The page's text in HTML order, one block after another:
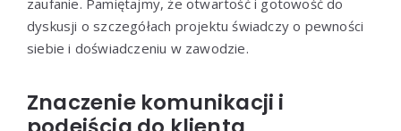
dyskusji o szczegółach projektu świadczy o pewności
siebie i doświadczeniu w zawodzie.
Znaczenie komunikacji i